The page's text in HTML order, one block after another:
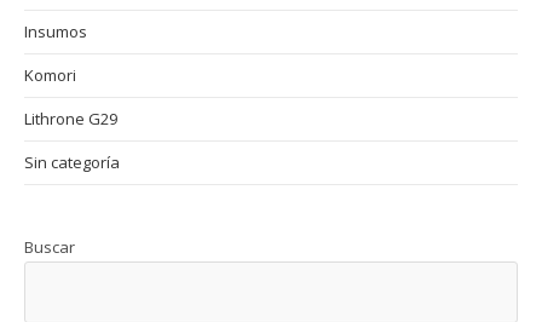
Insumos
Komori
Lithrone G29
Sin categoría
Buscar